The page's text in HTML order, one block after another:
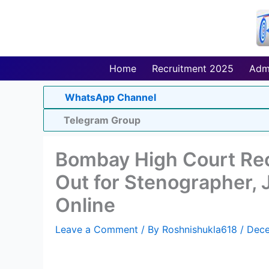
Home Recruitment 2025
WhatsApp Channel
Telegram Group
Bombay High Court
Out for Stenographer,
Online
Leave a Comment / By Roshnishukla618 /